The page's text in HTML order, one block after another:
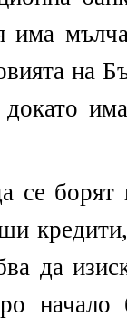
има
на
се
да